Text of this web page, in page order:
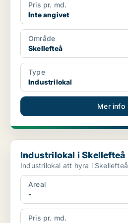
Pris pr. md.
Inte angivet
Område
Skellefteå
Type
Industrilokal
Mer info
Industrilokal i Skellefteå
Industrilokal i Skellefteå
Industrilokal att hyra i Skellefteå
Areal
-
Pris pr. md.